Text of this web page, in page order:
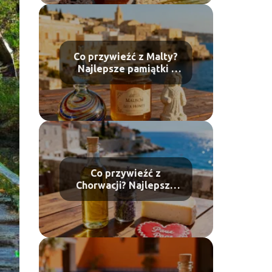
Co przywieźć z Malty?
Najlepsze pamiątki i
lokalne produkty
Co przywieźć z
Chorwacji? Najlepsze
pamiątki i lokalne
produkty